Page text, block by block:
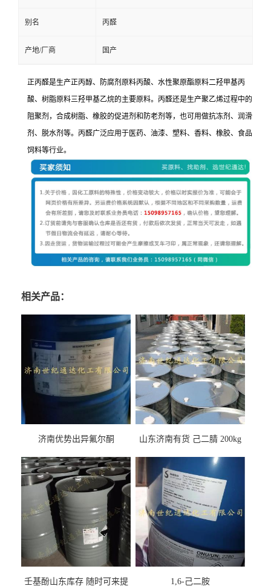
别名 丙醛
产地/厂商 国产
正丙醛是生产正丙醇、防腐剂原料丙酸、水性聚原酯原料二羟甲基丙
酸、树脂原料三羟甲基乙烷的主要原料。丙醛还是生产聚乙烯过程中的
阻聚剂，合成树脂、橡胶的促进剂和防老剂等，也可用做抗冻剂、润滑
剂、脱水剂等。丙醛广泛应用于医药、油漆、塑料、香料、橡胶、食品
饲料等行业。
相关产品：
济南优势出异氟尔酮
山东济南有货 己二腈 200kg
壬基酚山东库存 随时可来提 1,6-己二胺